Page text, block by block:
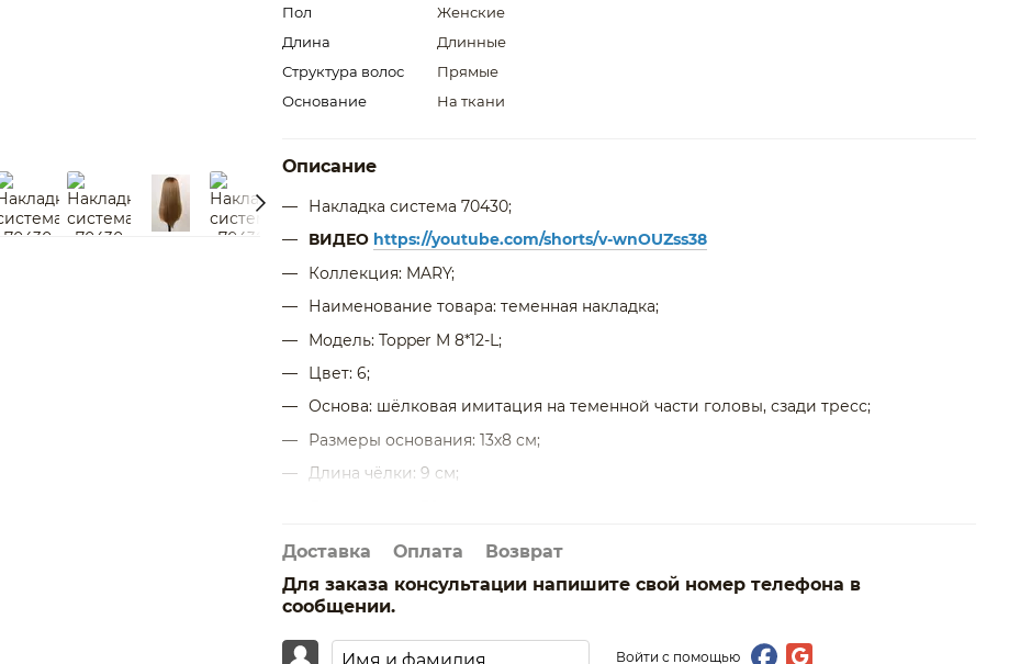
Пол
Женские
Длина
Длинные
Структура волос
Прямые
Основание
На ткани
Описание
Накладка система 70430;
ВИДЕО https://youtube.com/shorts/v-wnOUZss38
Коллекция: MARY;
Наименование товара: теменная накладка;
Модель: Topper M 8*12-L;
Цвет: 6;
Основа: шёлковая имитация на теменной части головы, сзади тресс;
Размеры основания: 13х8 cм;
Длина чёлки: 9 cм;
Тип волос: натуральные волосы;
Можно делать разные укладки (при укладке можно использовать фен, плойку,
Доставка Оплата
Возврат
Для заказа консультации напишите свой номер телефона в
сообщении.
Войти с помощью